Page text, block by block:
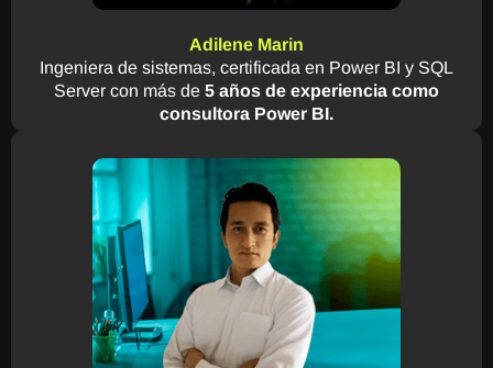
Adilene Marin
Ingeniera de sistemas, certificada en Power BI y SQL
Server con más de 5 años de experiencia como
consultora Power BI.